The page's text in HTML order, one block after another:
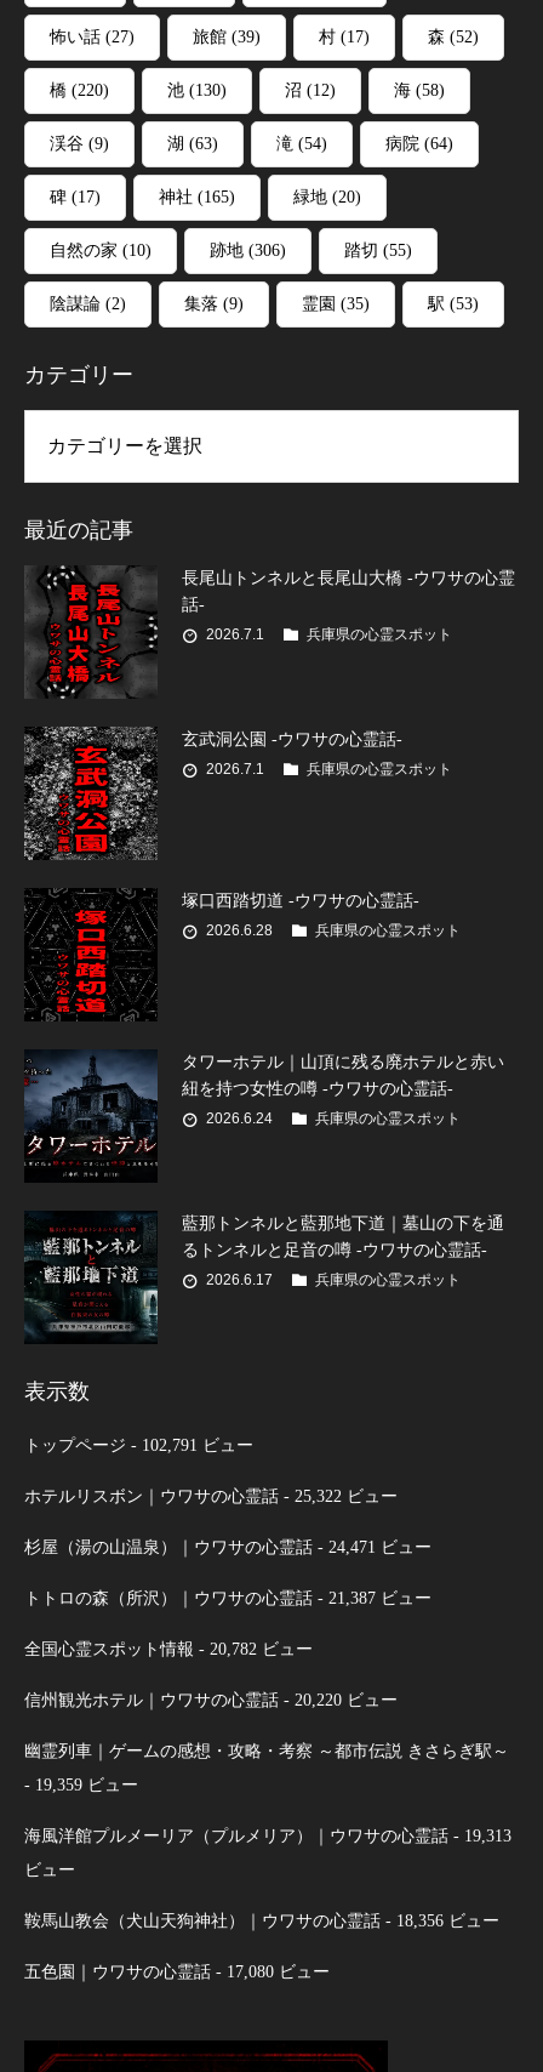
怖い話 (27) 旅館 (39) 村 (17) 森 (52)
橋 (220) 池 (130) 沼 (12) 海 (58)
渓谷 (9) 湖 (63) 滝 (54) 病院 (64)
碑 (17) 神社 (165) 緑地 (20)
自然の家 (10) 跡地 (306) 踏切 (55)
陰謀論 (2) 集落 (9) 霊園 (35) 駅 (53)
カテゴリー
最近の記事
長尾山トンネルと長尾山大橋 -ウワサの心霊
話-
2026.7.1 兵庫県の心霊スポット
玄武洞公園 -ウワサの心霊話-
2026.7.1 兵庫県の心霊スポット
塚口西踏切道 -ウワサの心霊話-
2026.6.28 兵庫県の心霊スポット
タワーホテル｜山頂に残る廃ホテルと赤い
紐を持つ女性の噂 -ウワサの心霊話-
2026.6.24 兵庫県の心霊スポット
藍那トンネルと藍那地下道｜墓山の下を通
るトンネルと足音の噂 -ウワサの心霊話-
2026.6.17 兵庫県の心霊スポット
表示数
トップページ - 102,791 ビュー
ホテルリスボン｜ウワサの心霊話 - 25,322 ビュー
杉屋（湯の山温泉）｜ウワサの心霊話 - 24,471 ビュー
トトロの森（所沢）｜ウワサの心霊話 - 21,387 ビュー
全国心霊スポット情報 - 20,782 ビュー
信州観光ホテル｜ウワサの心霊話 - 20,220 ビュー
幽霊列車｜ゲームの感想・攻略・考察 ～都市伝説 きさらぎ駅～
- 19,359 ビュー
海風洋館プルメーリア（プルメリア）｜ウワサの心霊話 - 19,313
ビュー
鞍馬山教会（犬山天狗神社）｜ウワサの心霊話 - 18,356 ビュー
五色園｜ウワサの心霊話 - 17,080 ビュー